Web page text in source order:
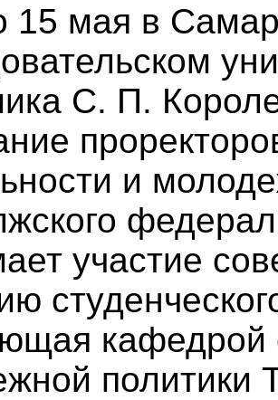
15 мая в
С. П.
и
участие
кафедрой
политики